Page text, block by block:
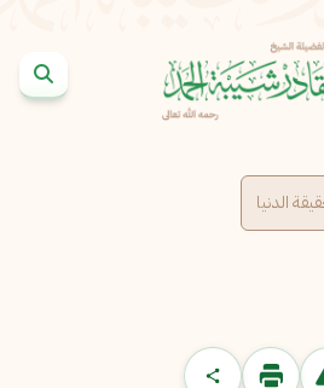
الدنيا
عن مشكلة